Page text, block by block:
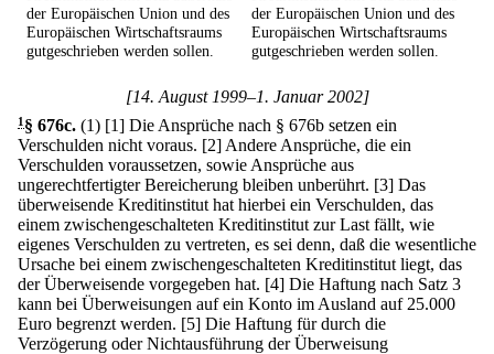
der Europäischen Union und des
Europäischen Wirtschaftsraums
gutgeschrieben werden sollen.
der Europäischen Union und des
Europäischen Wirtschaftsraums
gutgeschrieben werden sollen.
[14. August 1999–1. Januar 2002]
1§ 676c. (1) [1] Die Ansprüche nach § 676b setzen ein
Verschulden nicht voraus. [2] Andere Ansprüche, die ein
Verschulden voraussetzen, sowie Ansprüche aus
ungerechtfertigter Bereicherung bleiben unberührt. [3] Das
überweisende Kreditinstitut hat hierbei ein Verschulden, das
einem zwischengeschalteten Kreditinstitut zur Last fällt, wie
eigenes Verschulden zu vertreten, es sei denn, daß die wesentliche
Ursache bei einem zwischengeschalteten Kreditinstitut liegt, das
der Überweisende vorgegeben hat. [4] Die Haftung nach Satz 3
kann bei Überweisungen auf ein Konto im Ausland auf 25.000
Euro begrenzt werden. [5] Die Haftung für durch die
Verzögerung oder Nichtausführung der Überweisung